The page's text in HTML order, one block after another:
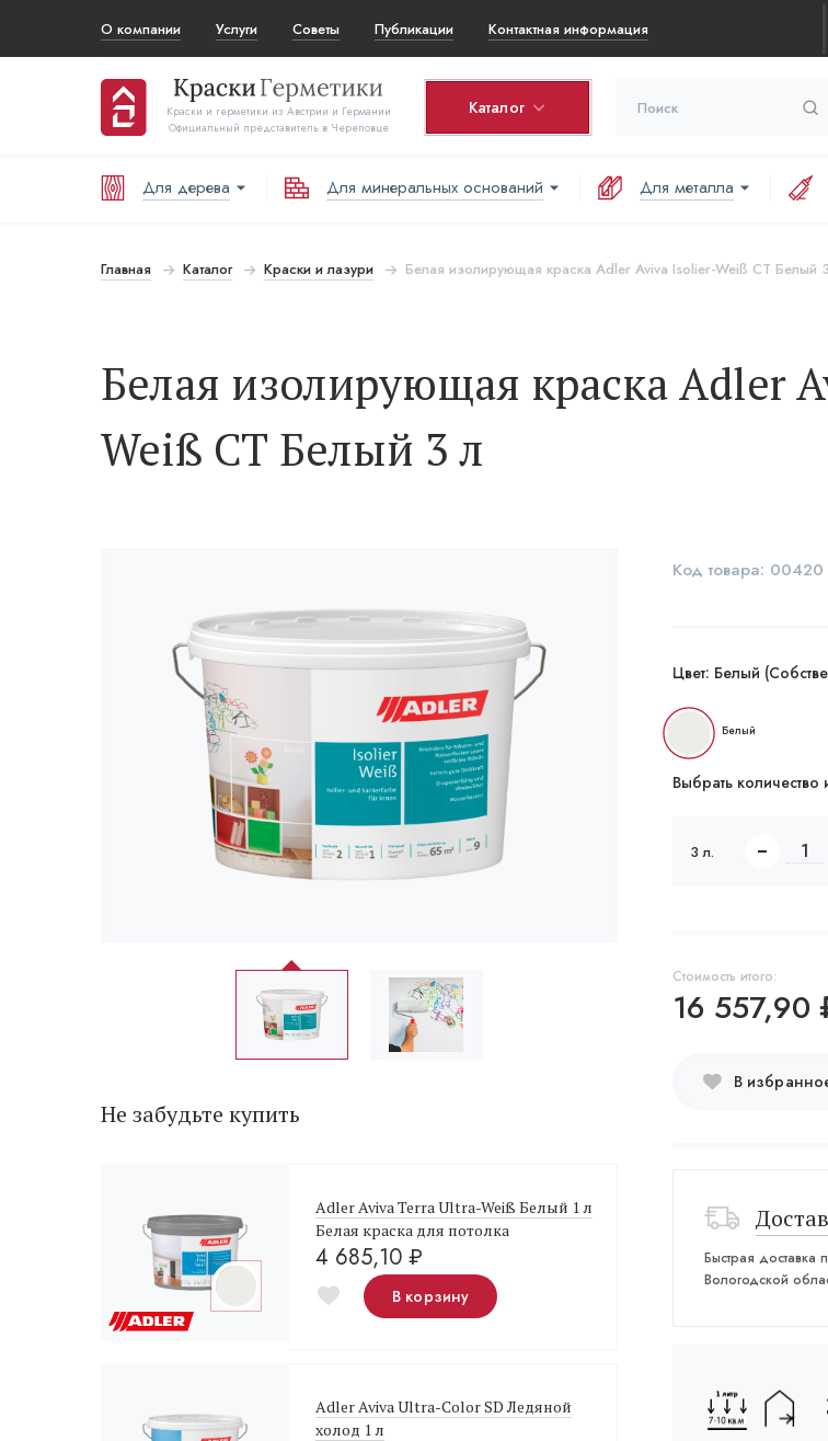
О компании Услуги Советы Публикации Контактная информация
Краски и герметики из Австрии и Германии
Официальный представитель в Череповце
Каталог
Корзина
Для дерева Для минеральных оснований Для металла
Главная Каталог Краски и лазури Белая изолирующая краска Adler Aviva Isolier-Weiß СТ Белый
Белая изолирующая краска Adler
Weiß СТ Белый 3 л
Не забудьте купить
Adler Aviva Terra Ultra-Weiß Белый 1 л
Белая краска для потолка
4 685,10 ₽
В корзину
Adler Aviva Ultra-Color SD Ледяной
холод 1 л
Код товара: 00420
Цвет: Белый
Белый
Выбрать
3 л.
Стоимость итого:
16 557,90
В
Быстрая доставка
Вологодской